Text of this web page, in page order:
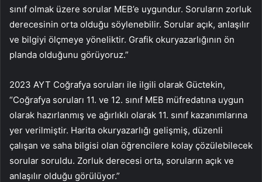
sınıf olmak üzere sorular MEB’e uygundur. Soruların zorluk
derecesinin orta olduğu söylenebilir. Sorular açık, anlaşılır
ve bilgiyi ölçmeye yöneliktir. Grafik okuryazarlığının ön
planda olduğunu görüyoruz.”
2023 AYT Coğrafya soruları ile ilgili olarak Güctekin,
“Coğrafya soruları 11. ve 12. sınıf MEB müfredatına uygun
olarak hazırlanmış ve ağırlıklı olarak 11. sınıf kazanımlarına
yer verilmiştir. Harita okuryazarlığı gelişmiş, düzenli
çalışan ve saha bilgisi olan öğrencilere kolay çözülebilecek
sorular soruldu. Zorluk derecesi orta, soruların açık ve
anlaşılır olduğu görülüyor.”